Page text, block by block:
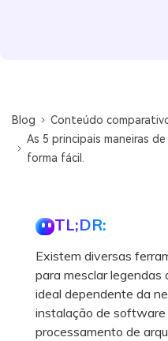
Blog
Conteúdo
As 5 principais maneiras
forma fácil.
TL;DR:
Existem diversas
para mesclar legendas
ideal dependente da
instalação de software
processamento de